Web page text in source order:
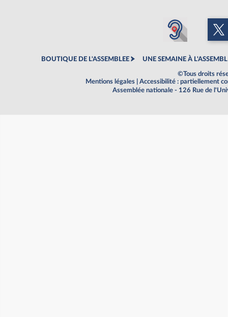
BOUTIQUE DE L'ASSEMBLEE UNE SEMAINE À
©Tous droits
Mentions légales
Accessibilité : partiellement
Assemblée nationale - 126 Rue de